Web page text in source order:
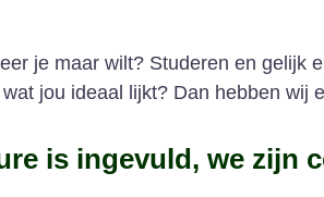
je maar wilt? Studeren en gelijk
jou ideaal lijkt? Dan hebben wij
is ingevuld, we zijn